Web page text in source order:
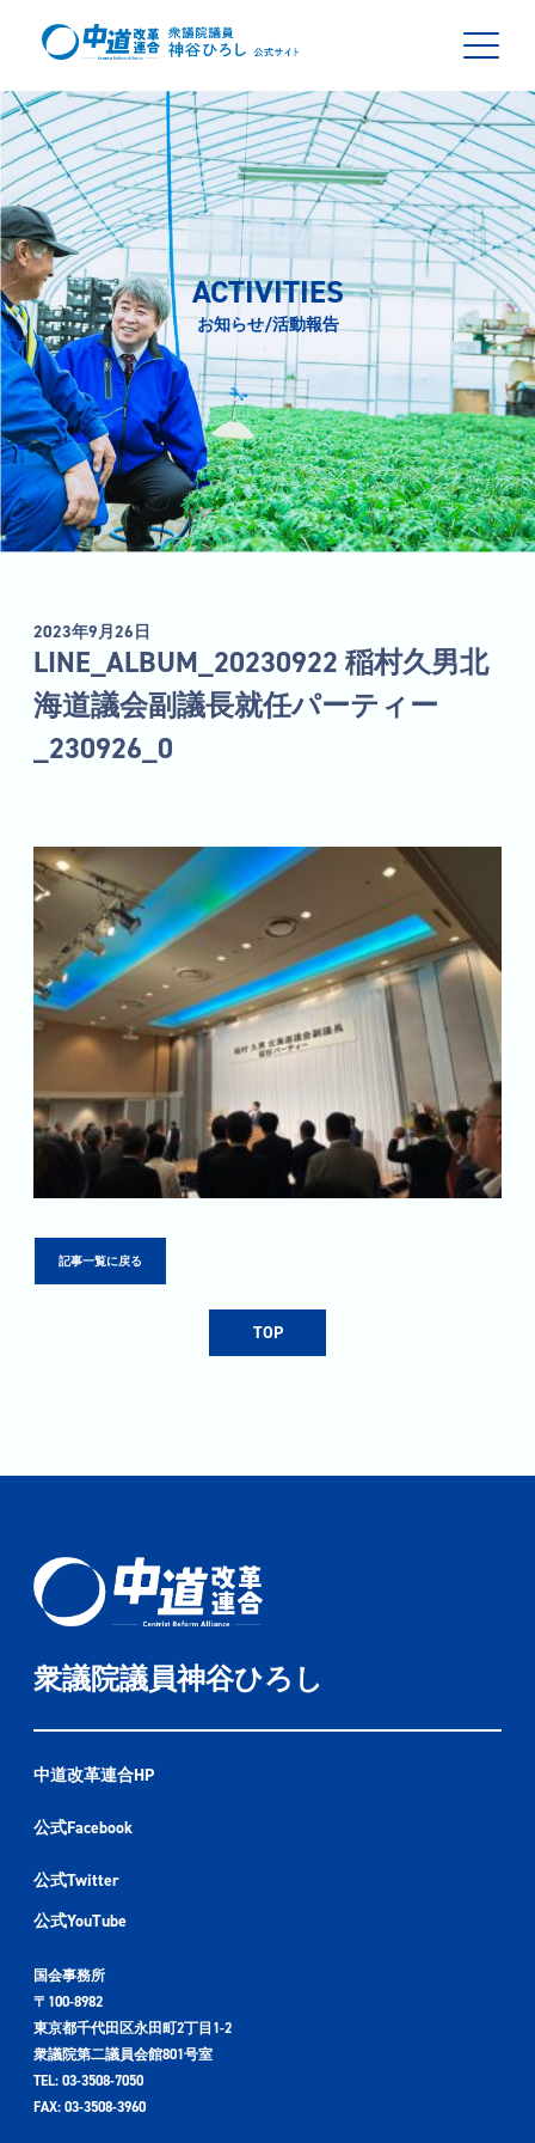
ACTIVITIES
お知らせ/活動報告
2023年9月26日
LINE_ALBUM_20230922 稲村久男北
海道議会副議長就任パーティー
_230926_0
記事一覧に戻る
TOP
衆議院議員神谷ひろし
中道改革連合HP
公式Facebook
公式Twitter
公式YouTube
国会事務所
〒100-8982
東京都千代田区永田町2丁目1-2
衆議院第二議員会館801号室
TEL: 03-3508-7050
FAX: 03-3508-3960